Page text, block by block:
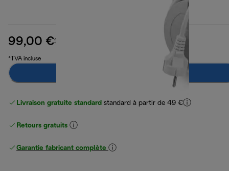
99,00 €124,99 €
*TVA incluse
Livraison gratuite standard standard à partir de 49 €
Retours gratuits
Garantie fabricant complète